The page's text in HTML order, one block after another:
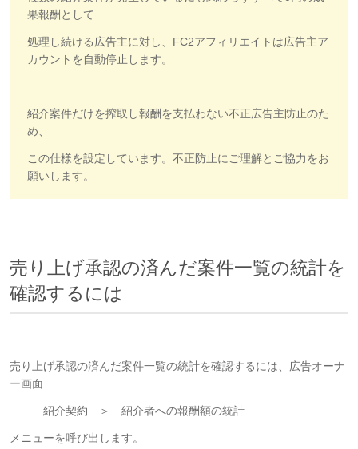
果報酬として
処理し続ける広告主に対し、FC2アフィリエイトは広告主ア
カウントを自動停止します。
紹介案件だけを搾取し報酬を支払わない不正広告主防止のた
め、
この仕様を設定しています。不正防止にご理解とご協力をお
願いします。
売り上げ承認の済んだ案件一覧の統計を
確認するには
売り上げ承認の済んだ案件一覧の統計を確認するには、広告オーナ
ー画面
紹介契約 ＞ 紹介者への報酬額の統計
メニューを呼び出します。